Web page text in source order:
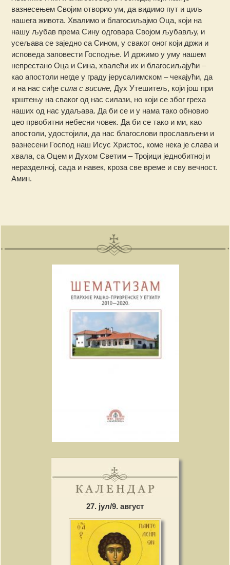
вазнесењем Својим отворио ум, да видимо пут и циљ
нашега живота. Хвалимо и благосиљајмо Оца, који на
нашу љубав према Сину одговара Својом љубављу, и
усељава се заједно са Сином, у сваког оног који држи и
исповеда заповести Господње. И држимо у уму нашем
непрестано Оца и Сина, хвалећи их и благосиљајући –
као апостоли негде у граду јерусалимском – чекајући, да
и на нас сиђесила с висине, Дух Утешитељ, који још при
крштењу на сваког од нас силази, но који се због греха
наших од нас удаљава. Да би се и у нама тако обновио
цео првобитни небесни човек. Да би се тако и ми, као
апостоли, удостојили, да нас благослови прослављени и
вазнесени Господ наш Исус Христос, коме нека је слава и
хвала, са Оцем и Духом Светим – Тројици једнобитној и
неразделној, сада и навек, кроза све време и сву вечност.
Амин.
27. јул/9. август